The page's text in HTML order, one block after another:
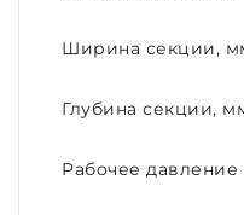
Ширина секции,
Глубина секции,
Рабочее